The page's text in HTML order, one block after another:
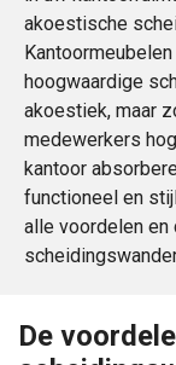
akoestische
hoogwaardige
akoestiek, maar
medewerkers
kantoor
functioneel en
alle voordelen
De